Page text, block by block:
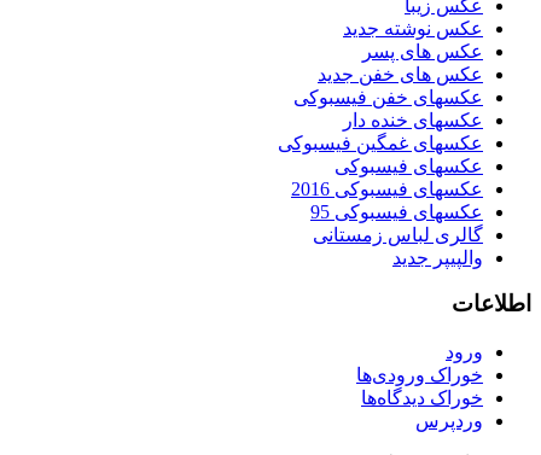
عکس زیبا
عکس نوشته جدید
عکس های پسر
عکس های خفن جدید
عکسهای خفن فیسبوکی
عکسهای خنده دار
عکسهای غمگین فیسبوکی
عکسهای فیسبوکی
عکسهای فیسبوکی 2016
عکسهای فیسبوکی 95
گالری لباس زمستانی
والپیپر جدید
اطلاعات
ورود
خوراک ورودی‌ها
خوراک دیدگاه‌ها
وردپرس